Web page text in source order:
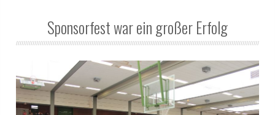
Wir helfen gerne weiter
Fanshop des GSB
Präsentation vom 16.2.26
Sponsorfest war ein großer Erfolg